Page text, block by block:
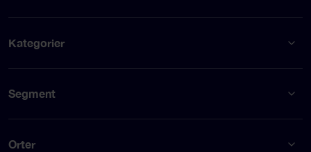
Kategorier
Segment
Orter